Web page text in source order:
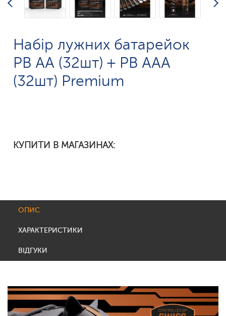
Набір лужних батарейок
PB АА (32шт) + PB ААА
(32шт) Premium
КУПИТИ В МАГАЗИНАХ:
ОПИС
ХАРАКТЕРИСТИКИ
ВІДГУКИ